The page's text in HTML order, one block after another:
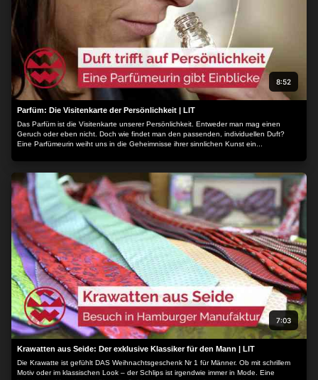
8:52
Parfüm: Die Visitenkarte der Persönlichkeit | LIT
Das Parfüm ist die Visitenkarte unserer Persönlichkeit. Entweder man mag einen
Geruch oder eben nicht. Doch wie findet man den passenden, individuellen Duft?
Eine Parfümeurin weiht uns in die Geheimnisse ihrer sinnlichen Kunst ein...
7:03
Krawatten aus Seide: Der exklusive Klassiker für den Mann | LIT
Die Krawatte ist gefühlt DAS Weihnachtsgeschenk Nr 1 für Männer. Ob mit schrillem
Motiv oder im klassischen Look – der Schlips ist irgendwie immer in Mode. Eine